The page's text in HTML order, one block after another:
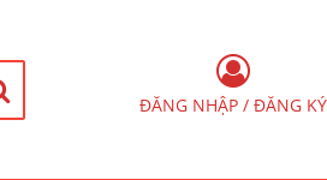
ĐĂNG NHẬP / ĐĂNG KÝ